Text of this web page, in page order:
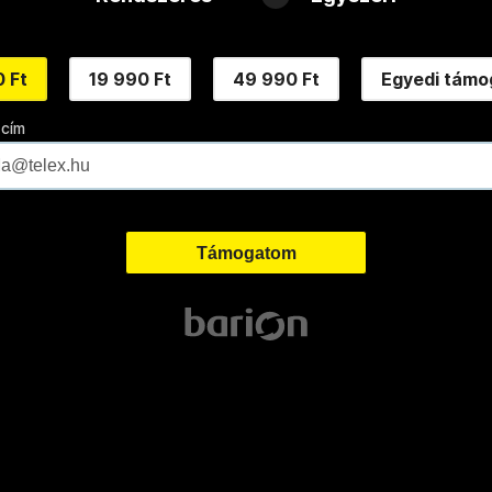
Ft 19 990 Ft 49 990 Ft Egyedi